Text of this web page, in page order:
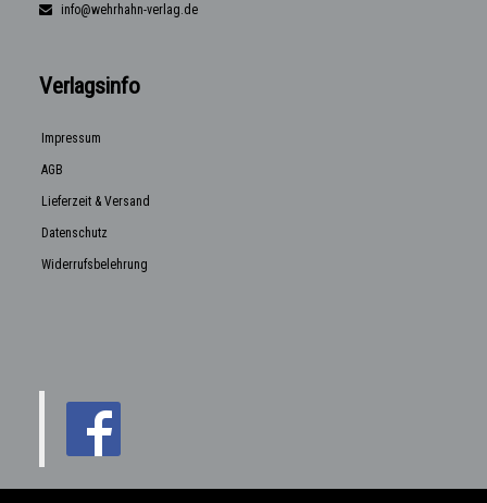
info@wehrhahn-verlag.de
Verlagsinfo
Impressum
AGB
Lieferzeit & Versand
Datenschutz
Widerrufsbelehrung